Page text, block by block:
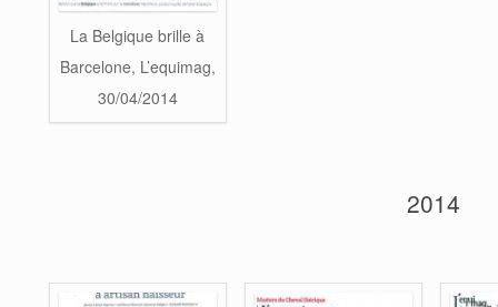
La Belgique brille à
Barcelone, L’equimag,
30/04/2014
2014